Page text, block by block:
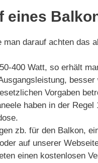
eines
darauf achten das
400 Watt, so erhält
Vorgaben
haben in der
zb. für den Balkon,
auf unserer
einen kostenlosen